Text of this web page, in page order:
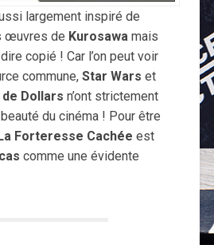
largement inspiré de
œuvres de Kurosawamais
copié ! Car l’on peut voir
commune,Star Wars et
Dollars n’ont strictement
du cinéma ! Pour être
La Forteresse Cachée est
comme une évidente